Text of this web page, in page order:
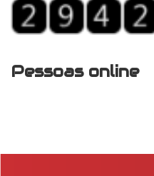
Pessoas online